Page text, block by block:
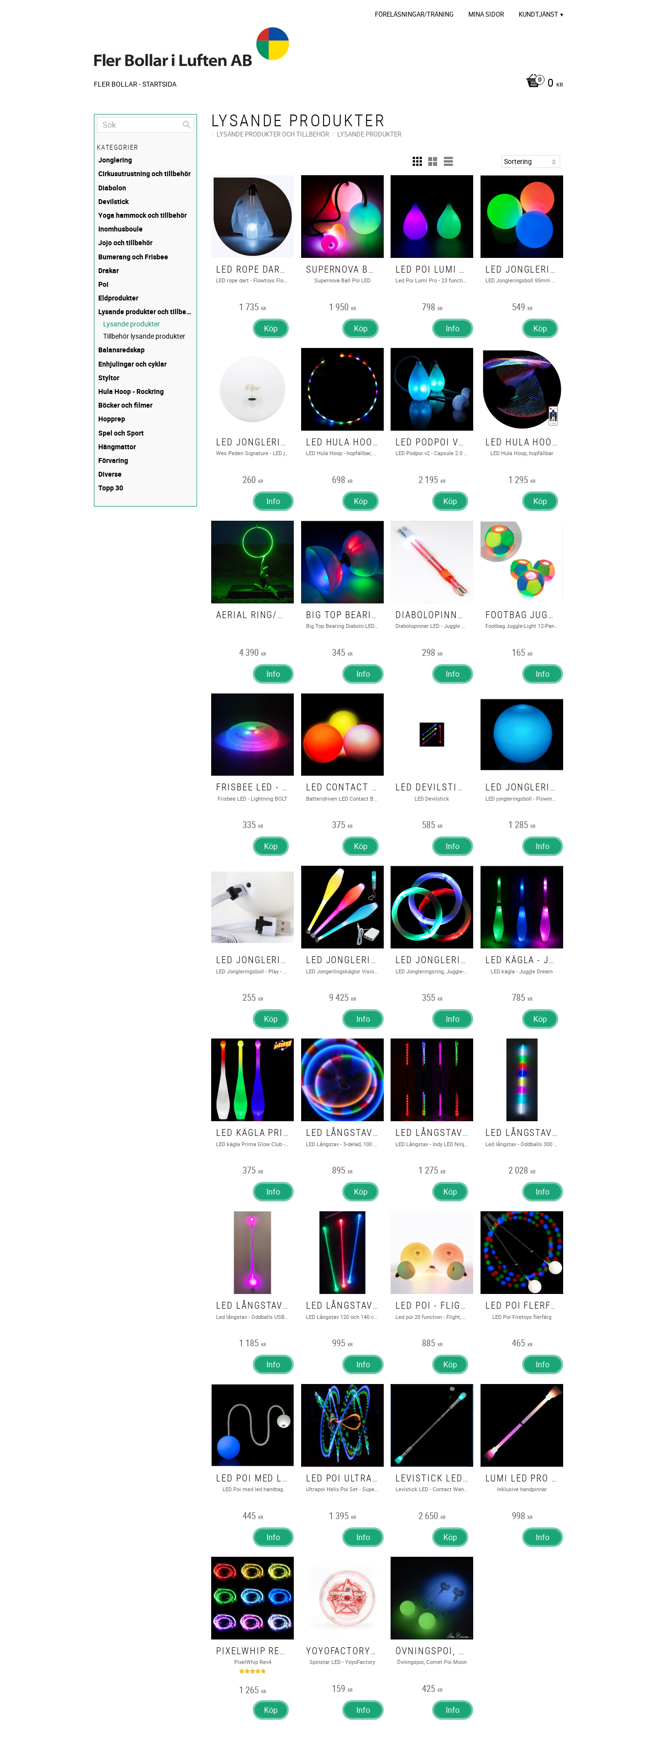
FÖRELÄSNINGAR/TRÄNING MINA SIDOR KUNDTJÄNST
0 KR
FLER BOLLAR - STARTSIDA
LYSANDE PRODUKTER
LYSANDE PRODUKTER OCH TILLBEHÖR LYSANDE PRODUKTER
LED ROPE DART - FLOWTOYS FLOWDART: CAPSULE 2.0
LED rope dart - Flowtoys Flowdart: Capsule 2.0
1 735 KR
Köp
SUPERNOVA BALL POI LED
Supernova Ball Poi LED
1 950 KR
Köp
LED POI LUMI PRO - 23 FUNCTION
Led Poi Lumi Pro - 23 function
798 KR
Info
LED JONGLERINGSBOLL 95MM CONTACT BALL, MULTIFUNCTION TWIST - ODDBALLS
LED Jongleringsboll 95mm Contact, Multifunction Twist - Oddballs
549 KR
Köp
LED JONGLERINGSBOLL - WES PEDEN SIGNATURE
260 KR
Info
LED HULA HOOP - HOPFÄLLBAR, ECHO PLAY - 24 LED - 90 CM
698 KR
Köp
LED PODPOI V2 - CAPSULE 2.0 GLOW POI - FLOWTOYS
2 195 KR
Köp
LED HULA HOOP, HOPFÄLLBAR - ECHO GLOW - 80 LED REMOTE CONTROL GLOW HULA HOOP - 90 CM
LED Hula Hoop, hopfällbar
1 295 KR
Köp
AERIAL RING/HOOP - 1 FÄSTE - ECHO LED - OVER 100 MODES
4 390 KR
Info
BIG TOP BEARING DIABOLO LED - JUGGLE DREAM
Big Top Bearing Diabolo LED - Juggle Dream
345 KR
Info
DIABOLOPINNAR LED - JUGGLE DREAM
298 KR
Info
FOOTBAG JUGGLE-LIGHT 12-PANEL PRO LED
165 KR
Info
FRISBEE LED - LIGHTNING BOLT
Frisbee LED - Lightning BOLT
335 KR
Köp
LED CONTACT BALL 95MM - MULTI-FUNCTION - TWIST, BATTERI
Batteridriven LED Contact Ball 95mm - Multi-function - Twist,
375 KR
Köp
LED DEVILSTICK
LED Devilstick
585 KR
Info
LED JONGLERINGSBOLL - FLOWMOJA W/CAPSULE 2.0
1 285 KR
Info
LED JONGLERINGSBOLL - PLAY - USB LADDAD, MULTIFUNCTION
255 KR
Köp
LED JONGLERINGSKÄGLOR VISION SET, PIROUETTE GRIP
LED Jongerlingskäglor Vision set, Pirouette Grip
9 425 KR
Info
LED JONGLERINGSRING, JUGGLE-LIGHT
355 KR
Info
LED KÄGLA - JUGGLE DREAM
LED kägla - Juggle Dream
785 KR
Köp
LED KÄGLA PRIMA GLOW CLUB - PLAY
375 KR
Info
LED LÅNGSTAV - 3-DELAD, 100 CM ECHO TRACE
895 KR
Köp
LED LÅNGSTAV - INDY LED NINJA STAFF 120 CM
1 275 KR
Köp
LED LÅNGSTAV - ODDBALLS 300 MODE USB STAV MED FJÄRRKONTROLL
2 028 KR
Info
LED LÅNGSTAV - ODDBALLS USB LADDAD - 11 FUNKTIONER
1 185 KR
Info
LED LÅNGSTAV 120/140 CM
LED Långstav 120 och 140 cm
995 KR
Info
LED POI - FLIGHT, USB MULTIFUNCTION SET, ECHO ORBIT
885 KR
Köp
LED POI FLERFÄRG STROBE/SLOW FADE - FIRETOYS
LED Poi Firetoys flerfärg
465 KR
Info
LED POI MED LEDHANDTAG- PLAY
LED Poi med led handtag
445 KR
Info
LED POI ULTRAPOI HELIX POI SET - SUPERBRIGHT LED STICK POI - HELIX HANDLES (WITH ULTRALIGHT V2)
Ultrapoi Helix Poi Set - Superbright LED Stick Poi - Helix Handles (with Ultralight V2)
1 395 KR
Info
LEVISTICK LED - CONTACT WAND V2 - FLOWTOYS
Levistick LED - Contact Wand V2 - Flowtoys
2 650 KR
Köp
LUMI LED PRO TRICK STIX - GLOW FLOWERSTICK
Inklusive handpinnar
998 KR
Info
PIXELWHIP REV4 - FIBERFLIES
PixelWhip Rev4
1 265 KR
Köp
YOYOFACTORY - SPINSTAR LED
Spinstar LED - YoyoFactory
159 KR
Info
ÖVNINGSPOI, COMET POI MOON
Övningspoi, Comet Poi Moon
425 KR
Info
KATEGORIER
Jonglering
Cirkusutrustning och tillbehör
Diabolon
Devilstick
Yoga hammock och tillbehör
Inomhusboule
Jojo och tillbehör
Bumerang och Frisbee
Drakar
Poi
Eldprodukter
Lysande produkter och tillbehör
Lysande produkter
Tillbehör lysande produkter
Balansredskap
Enhjulingar och cyklar
Styltor
Hula Hoop - Rockring
Böcker och filmer
Hopprep
Spel och Sport
Hängmattor
Förvaring
Diverse
Topp 30